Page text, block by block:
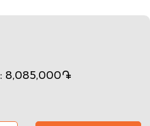
: 8,085,000֏